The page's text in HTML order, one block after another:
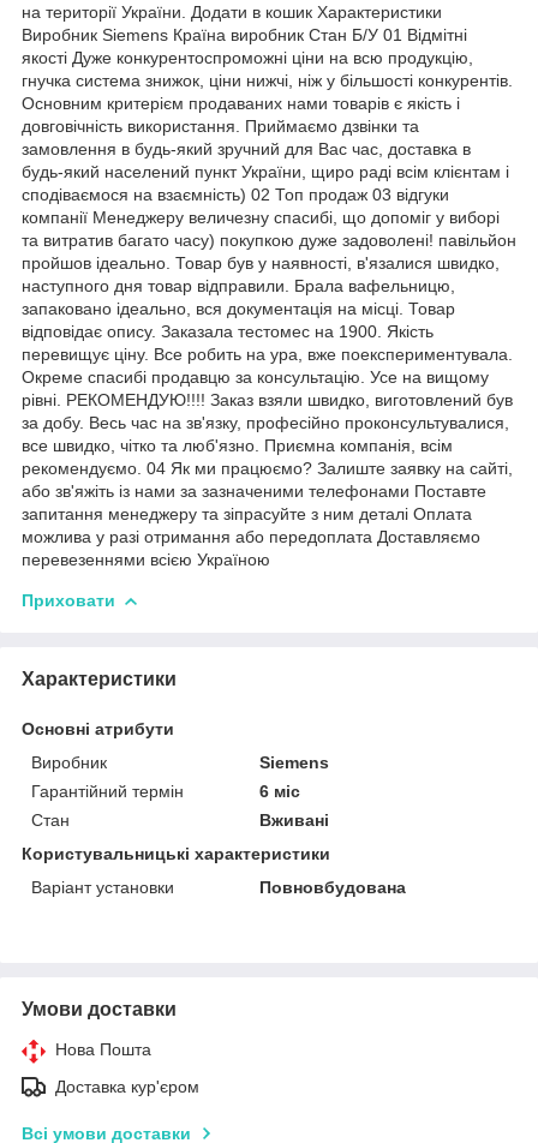
на території України. Додати в кошик Характеристики
Виробник Siemens Країна виробник Стан Б/У 01 Відмітні
якості Дуже конкурентоспроможні ціни на всю продукцію,
гнучка система знижок, ціни нижчі, ніж у більшості конкурентів.
Основним критерієм продаваних нами товарів є якість і
довговічність використання. Приймаємо дзвінки та
замовлення в будь-який зручний для Вас час, доставка в
будь-який населений пункт України, щиро раді всім клієнтам і
сподіваємося на взаємність) 02 Топ продаж 03 відгуки
компанії Менеджеру величезну спасибі, що допоміг у виборі
та витратив багато часу) покупкою дуже задоволені! павільйон
пройшов ідеально. Товар був у наявності, в'язалися швидко,
наступного дня товар відправили. Брала вафельницю,
запаковано ідеально, вся документація на місці. Товар
відповідає опису. Заказала тестомес на 1900. Якість
перевищує ціну. Все робить на ура, вже поекспериментувала.
Окреме спасибі продавцю за консультацію. Усе на вищому
рівні. РЕКОМЕНДУЮ!!!! Заказ взяли швидко, виготовлений був
за добу. Весь час на зв'язку, професійно проконсультувалися,
все швидко, чітко та люб'язно. Приємна компанія, всім
рекомендуємо. 04 Як ми працюємо? Залиште заявку на сайті,
або зв'яжіть із нами за зазначеними телефонами Поставте
запитання менеджеру та зіпрасуйте з ним деталі Оплата
можлива у разі отримання або передоплата Доставляємо
перевезеннями всією Україною
Приховати
Характеристики
Основні атрибути
Виробник
Siemens
Гарантійний термін
6 міс
Стан
Вживані
Користувальницькі характеристики
Варіант установки
Повновбудована
Умови доставки
Нова Пошта
Доставка кур'єром
Всі умови доставки